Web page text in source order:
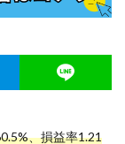
、損益率1.21